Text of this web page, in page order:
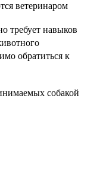
ветеринаром
требует навыков
обратиться к
собакой